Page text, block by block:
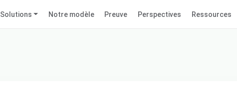
Solutions Notre modèle Preuve Perspectives Ressources